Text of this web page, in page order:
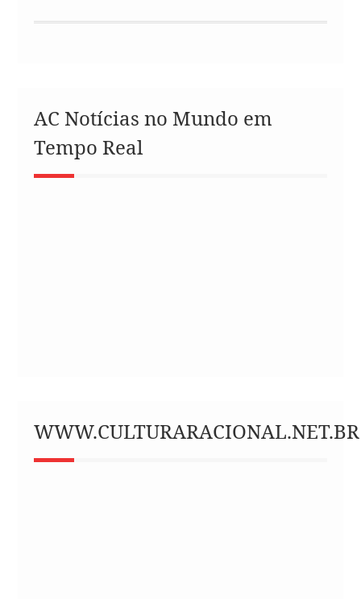
AC Notícias no Mundo em
Tempo Real
WWW.CULTURARACIONAL.NET.BR